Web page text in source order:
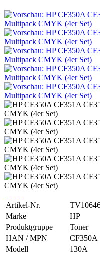
Artikel-Nr.
Marke
HP
Produktgruppe
Toner
HAN / MPN
CF350A
Modell
130A